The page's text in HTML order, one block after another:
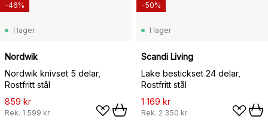
I lager
Nordwik
Nordwik knivset 5 delar,
Rostfritt stål
859 kr
Rek. 1 599 kr
-46%
I lager
Scandi Living
Lake bestickset 24 delar,
Rostfritt stål
1 169 kr
Rek. 2 350 kr
-50%